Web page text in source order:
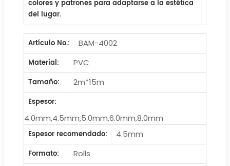
colores y patrones para adaptarse a la estética
del lugar.
Artículo No.:
BAM-4002
Material:
PVC
Tamaño:
2m*15m
Espesor:
4.0mm,4.5mm,5.0mm,6.0mm,8.0mm
Espesor recomendado:
4.5mm
Formato:
Rolls